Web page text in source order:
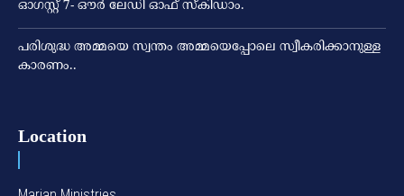
ഓഗസ്റ്റ് 7- ഔര്‍ ലേഡി ഓഫ് സ്‌കിഡാം.
പരിശുദ്ധ അമ്മയെ സ്വന്തം അമ്മയെപ്പോലെ സ്വീകരിക്കാനുള്ള
കാരണം..
Location